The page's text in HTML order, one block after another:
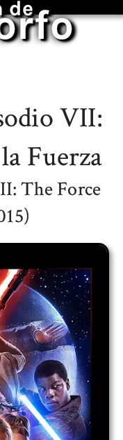
de
VII:
Fuerza
The Force